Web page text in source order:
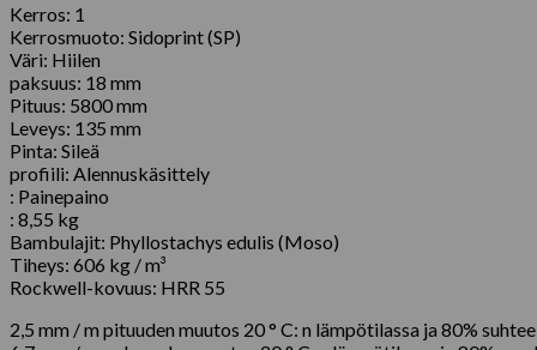
Kerros: 1
Kerrosmuoto: Sidoprint (SP)
Väri: Hiilen
paksuus: 18 mm
Pituus: 5800 mm
Leveys: 135 mm
Pinta: Sileä
profiili: Alennuskäsittely
: Painepaino
: 8,55 kg
Bambulajit: Phyllostachys edulis (Moso)
Tiheys: 606 kg / m³
Rockwell-kovuus: HRR 55
2,5 mm / m pituuden muutos 20 ° C: n lämpötilassa ja 80%